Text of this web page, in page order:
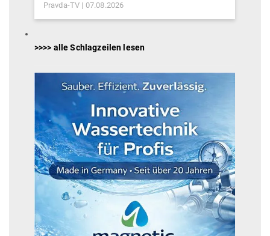
Pravda-TV 07.08.2026
>>>> alle Schlagzeilen lesen